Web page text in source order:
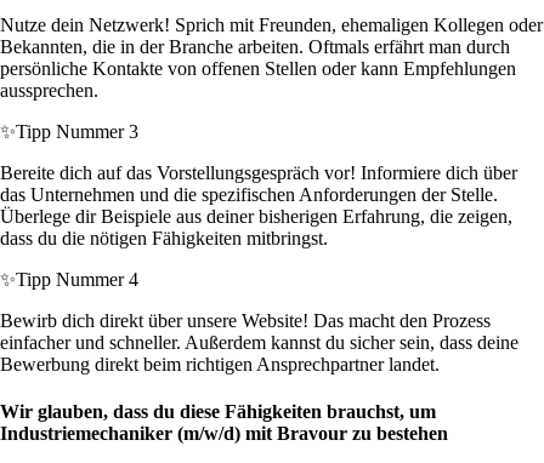
Nutze dein Netzwerk! Sprich mit Freunden, ehemaligen Kollegen oder
Bekannten, die in der Branche arbeiten. Oftmals erfährt man durch
persönliche Kontakte von offenen Stellen oder kann Empfehlungen
aussprechen.
✨Tipp Nummer 3
Bereite dich auf das Vorstellungsgespräch vor! Informiere dich über
das Unternehmen und die spezifischen Anforderungen der Stelle.
Überlege dir Beispiele aus deiner bisherigen Erfahrung, die zeigen,
dass du die nötigen Fähigkeiten mitbringst.
✨Tipp Nummer 4
Bewirb dich direkt über unsere Website! Das macht den Prozess
einfacher und schneller. Außerdem kannst du sicher sein, dass deine
Bewerbung direkt beim richtigen Ansprechpartner landet.
Wir glauben, dass du diese Fähigkeiten brauchst, um
Industriemechaniker (m/w/d) mit Bravour zu bestehen